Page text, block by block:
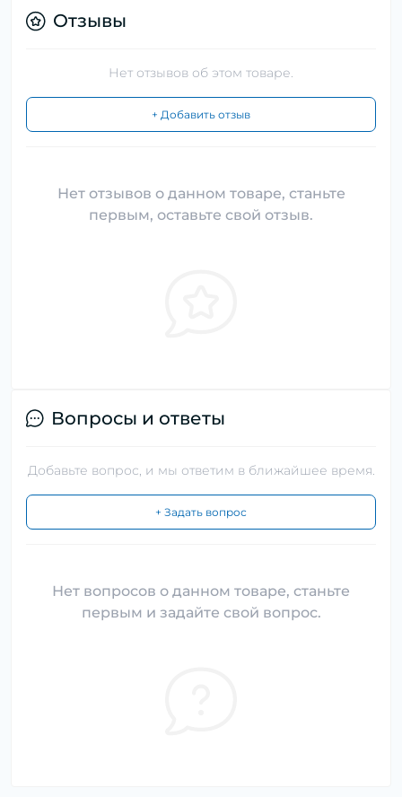
Отзывы
Нет отзывов об этом товаре.
+ Добавить отзыв
Нет отзывов о данном товаре, станьте
первым, оставьте свой отзыв.
Вопросы и ответы
Добавьте вопрос, и мы ответим в ближайшее время.
+ Задать вопрос
Нет вопросов о данном товаре, станьте
первым и задайте свой вопрос.